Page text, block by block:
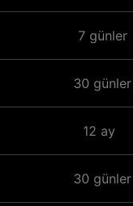
7 günler
30 günler
12 ay
30 günler